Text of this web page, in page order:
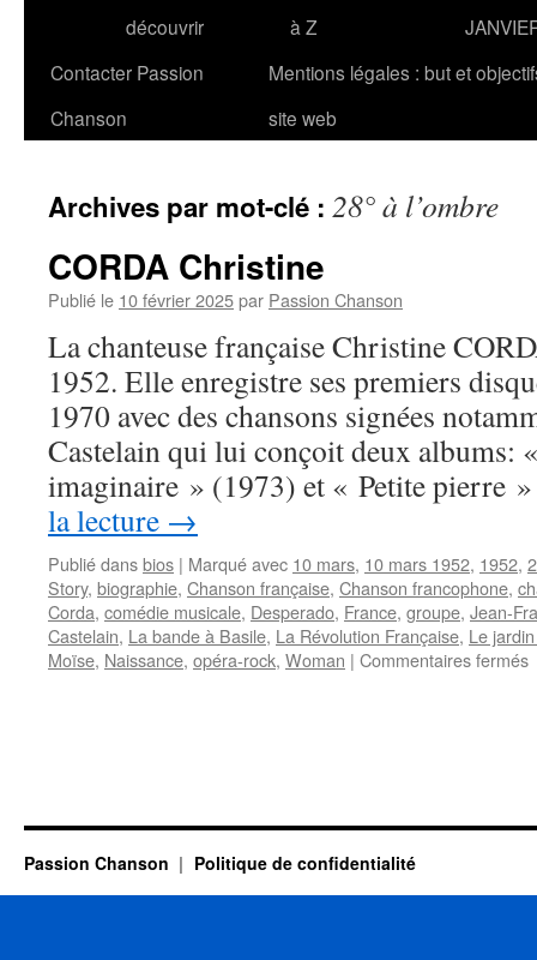
découvrir
à Z
Contacter Passion
Chanson
Mentions légales : but et
site web
Archives par mot-clé : 28° à l’ombre
CORDA Christine
Publié le 10 février 2025par Passion Chanson
La chanteuse française Christine
1952. Elle enregistre ses premiers
1970 avec des chansons signées
Castelain qui lui conçoit deux albums:
imaginaire » (1973) et « Petite pierre
la lecture →
Publié dansbios | Marqué avec 10 mars, 10 mars 1952, 1952,
Story, biographie, Chanson française, Chanson francophone,
Corda, comédie musicale, Desperado, France, groupe, Jean-
Castelain, La bande à Basile, La Révolution Française, Le
Moïse, Naissance, opéra-rock, Woman | Commentaires fermés
Passion Chanson Politique de confidentialité